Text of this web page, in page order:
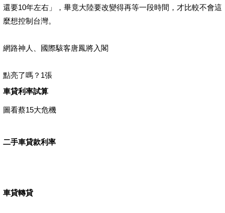
還要10年左右」，畢竟大陸要改變得再等一段時間，才比較不會這
麼想控制台灣。
網路神人、國際駭客唐鳳將入閣
點亮了嗎？1張
車貸利率試算
圖看蔡15大危機
二手車貸款利率
車貸轉貸